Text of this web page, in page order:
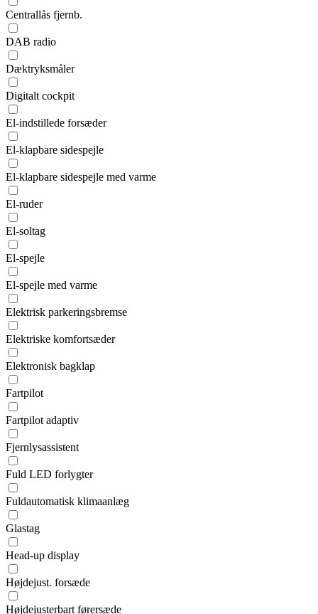
Centrallås fjernb.
DAB radio
Dæktryksmåler
Digitalt cockpit
El-indstillede forsæder
El-klapbare sidespejle
El-klapbare sidespejle med varme
El-ruder
El-soltag
El-spejle
El-spejle med varme
Elektrisk parkeringsbremse
Elektriske komfortsæder
Elektronisk bagklap
Fartpilot
Fartpilot adaptiv
Fjernlysassistent
Fuld LED forlygter
Fuldautomatisk klimaanlæg
Glastag
Head-up display
Højdejust. forsæde
Højdejusterbart førersæde